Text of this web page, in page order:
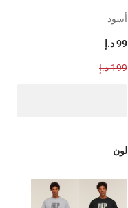
أسود
99 د.إ
199 د.إ
لون